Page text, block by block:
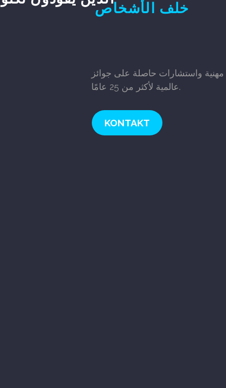
خلف الأشخاص
واستشارات حاصلة على جوائز
عالمية لأكثر من 25 عامًا.
KONTAKT